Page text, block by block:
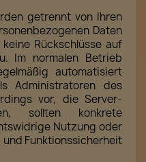
getrennt von Ihren
Daten
Rückschlüsse auf
Im normalen Betrieb
automatisiert
Administratoren des
vor, die Server-
sollten konkrete
Nutzung oder
Funktionssicherheit